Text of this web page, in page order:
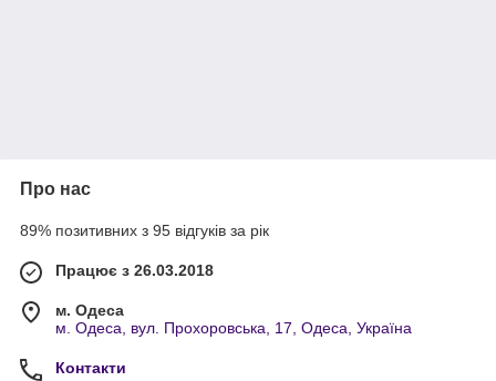
Про нас
89% позитивних з 95 відгуків за рік
Працює з 26.03.2018
м. Одеса
м. Одеса, вул. Прохоровська, 17, Одеса, Україна
Контакти